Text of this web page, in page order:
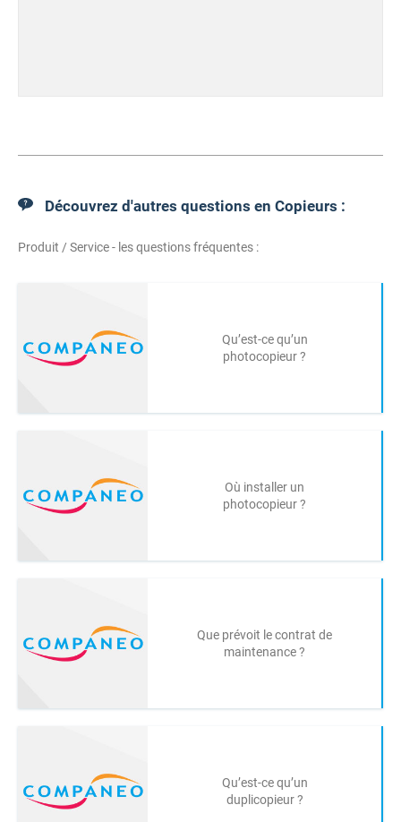
Découvrez d'autres questions en Copieurs :
Produit / Service - les questions fréquentes :
Qu’est-ce qu’un
photocopieur ?
Où installer un
photocopieur ?
Que prévoit le contrat de
maintenance ?
Qu’est-ce qu’un
duplicopieur ?